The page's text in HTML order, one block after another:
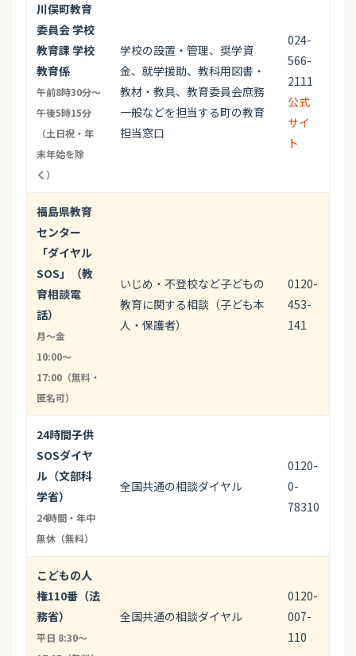
川俣町教育
委員会 学校
教育課 学校
教育係
午前8時30分～
午後5時15分
（土日祝・年
末年始を除
く）
学校の設置・管理、奨学資
金、就学援助、教科用図書・
教材・教具、教育委員会庶務
一般などを担当する町の教育
担当窓口
024-
566-
2111
公式
サイ
ト
福島県教育
センター
「ダイヤル
SOS」（教
育相談電
話）
月〜金
10:00〜
17:00（無料・
匿名可）
いじめ・不登校など子どもの
教育に関する相談（子ども本
人・保護者）
0120-
453-
141
24時間子供
SOSダイヤ
ル（文部科
学省）
24時間・年中
無休（無料）
全国共通の相談ダイヤル
0120-
0-
78310
こどもの人
権110番（法
務省）
平日 8:30〜
全国共通の相談ダイヤル
0120-
007-
110